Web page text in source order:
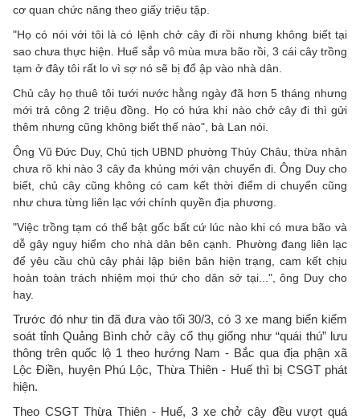
cơ quan chức năng theo giấy triệu tập.
"Họ có nói với tôi là có lệnh chở cây đi rồi nhưng không biết tại
sao chưa thực hiện. Huế sắp vô mùa mưa bão rồi, 3 cái cây trồng
tạm ở đây tôi rất lo vì sợ nó sẽ bị đổ ập vào nhà dân.
Chủ cây họ thuê tôi tưới nước hằng ngày đã hơn 5 tháng nhưng
mới trả công 2 triệu đồng. Họ có hứa khi nào chở cây đi thì gửi
thêm nhưng cũng không biết thế nào", bà Lan nói.
Ông Vũ Đức Duy, Chủ tịch UBND phường Thủy Châu, thừa nhận
chưa rõ khi nào 3 cây đa khủng mới vận chuyển đi. Ông Duy cho
biết, chủ cây cũng không có cam kết thời điểm di chuyển cũng
như chưa từng liên lạc với chính quyền địa phương.
"Việc trồng tạm có thể bật gốc bất cứ lúc nào khi có mưa bão và
dễ gây nguy hiểm cho nhà dân bên cạnh. Phường đang liên lạc
để yêu cầu chủ cây phải lập biên bản hiện trạng, cam kết chịu
hoàn toàn trách nhiệm mọi thứ cho dân sở tại...", ông Duy cho
hay.
Trước đó như tin đã đưa vào tối 30/3, có 3 xe mang biển kiểm
soát tỉnh Quảng Bình chở cây cổ thụ giống như “quái thú” lưu
thông trên quốc lộ 1 theo hướng Nam - Bắc qua địa phận xã
Lộc Điền, huyện Phú Lộc, Thừa Thiên - Huế thì bị CSGT phát
hiện.
Theo CSGT Thừa Thiên - Huế, 3 xe chở cây đều vượt quá